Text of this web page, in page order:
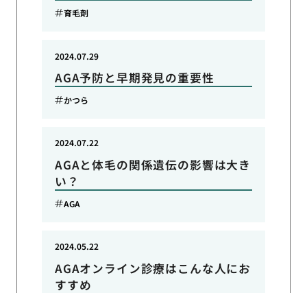
育毛剤
AGA予防と早期発見の重要性
2024.07.29
かつら
AGAと体毛の関係遺伝の影響は大き
い？
2024.07.22
AGA
AGAオンライン診療はこんな人にお
すすめ
2024.05.22